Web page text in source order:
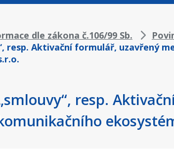
dle zákona č.106/99 Sb.
resp. Aktivační formulář, uzavřený
resp.